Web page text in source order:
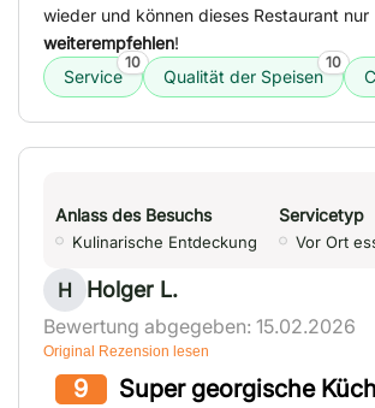
wieder und können dieses Restaurant nur
weiterempfehlen!
Service
10
Qualität der Speisen
10
Anlass des Besuchs
Kulinarische Entdeckung
Servicetyp
Vor Ort
H Holger L.
Bewertung abgegeben: 15.02.2026
Original Rezension lesen
9 Super georgische